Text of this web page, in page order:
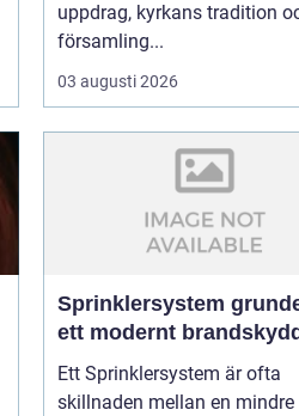
uppdrag, kyrkans tradition
församling...
03 augusti 2026
Sprinklersystem grunden i
ett modernt
Ett Sprinklersystem är ofta
skillnaden mellan en mindre